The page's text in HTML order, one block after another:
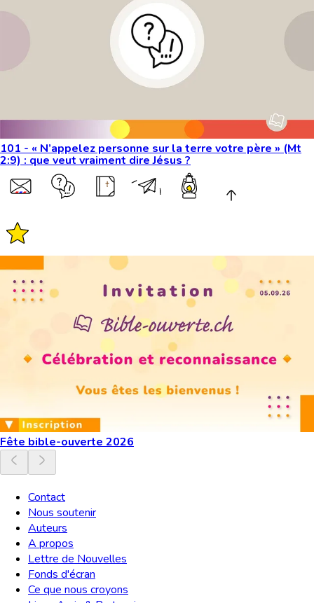
101 - « N’appelez personne sur la terre votre père » (Mt
2:9) : que veut vraiment dire Jésus ?
Fête bible-ouverte 2026
Contact
Nous soutenir
Auteurs
A propos
Lettre de Nouvelles
Fonds d'écran
Ce que nous croyons